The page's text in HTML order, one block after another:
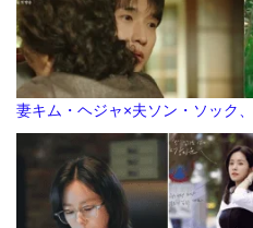
妻キム・ヘジャ×夫ソン・ソック